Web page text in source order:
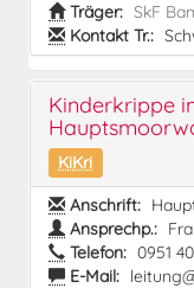
Träger: SkF
Kontakt Tr.:
Kinderkrippe
KiKri
Anschrift:
Ansprechp.:
Telefon: 0951
E-Mail: